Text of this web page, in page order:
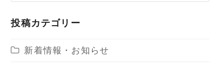
投稿カテゴリー
新着情報・お知らせ